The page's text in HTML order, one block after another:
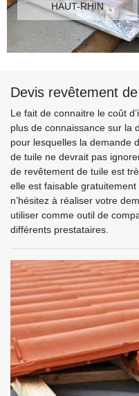
HAUT-RHIN
Devis revêtement
Le fait de connaitre le coût
plus de connaissance sur la
pour lesquelles la demande
de tuile ne devrait pas
de revêtement de tuile est
elle est faisable
n’hésitez à réaliser votre
utiliser comme outil de
différents prestataires.